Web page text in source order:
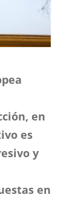
en
es
y
en